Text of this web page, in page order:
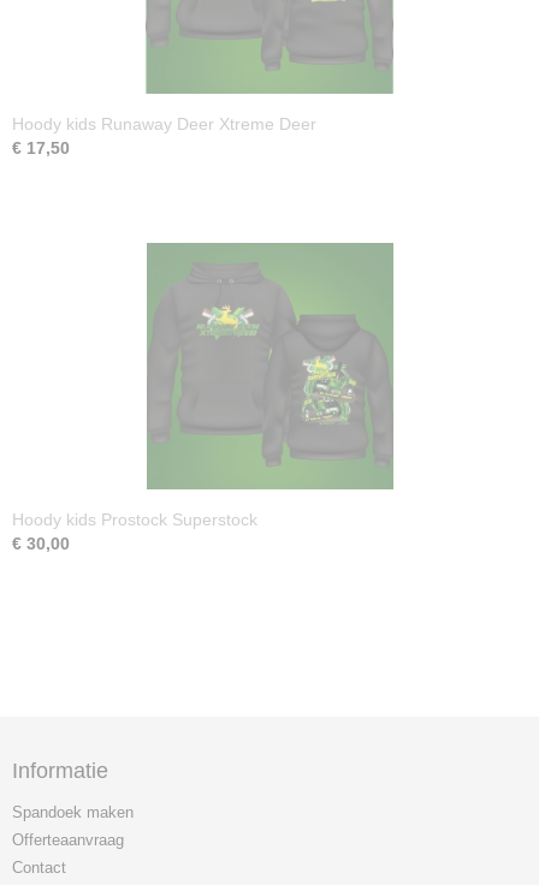
Hoody kids Runaway Deer Xtreme Deer
€ 17,50
Hoody kids Prostock Superstock
€ 30,00
Informatie
Spandoek maken
Offerteaanvraag
Contact